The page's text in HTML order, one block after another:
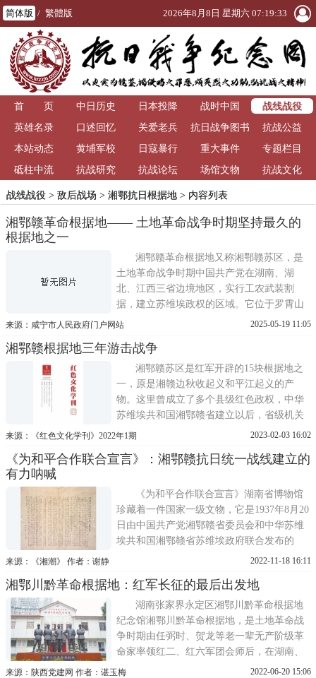
简体版 / 繁體版 2026年8月8日 星期六 07:19:34
首 页 中日历史 日本投降 战时中国
战线战役
英雄名录
口述回忆 关爱老兵
抗日战争图书
馆
抗战公益
本站动态
黄埔军校 日寇暴行 重大事件
专题栏目
砥柱中流
抗战研究 抗战论坛 场馆文物 抗战文化
战线战役> 敌后战场 > 湘鄂抗日根据地> 内容列表
湘鄂赣革命根据地—— 土地革命战争时期坚持最久的
根据地之一
湘鄂赣革命根据地又称湘鄂赣苏区，是
土地革命战争时期中国共产党在湖南、湖
北、江西三省边境地区，实行工农武装割
据，建立苏维埃政权的区域。它位于罗霄山
脉北段，处在三条铁路(南浔、粤汉、株萍铁
沙、南昌)之间，境内山大林深，峰峦险峻，
河流交错，有着较大的回旋余地，战略地位
十分重要，有利于实行工农武装
来源：咸宁市人民政府门户网站 2025-05-19 11:05
湘鄂赣根据地三年游击战争
湘鄂赣苏区是红军开辟的15块根据地之
一，原是湘赣边秋收起义和平江起义的产
物。这里曾成立了多个县级红色政权，中华
苏维埃共和国湘鄂赣省建立以后，省级机关
最早设在湖南境内的平江、浏阳等县山区，
村。主力红军前期是红5军，后期是红16军
三次执委扩大会议以来，以林瑞
来源：《红色文化学刊》2022年1期 2023-02-03 16:02
《为和平合作联合宣言》：湘鄂赣抗日统一战线建立的
有力呐喊
《为和平合作联合宣言》湖南省博物馆
珍藏着一件国家一级文物，它是1937年8月20
日由中国共产党湘鄂赣省委员会和中华苏维
埃共和国湘鄂赣省苏维埃政府联合发布的
《为和平合作联合宣言》(以下简称《宣
繁体楷书直排，毛边纸石印，已裱糊，基本
保存完好。这份《宣言》见证了中共湘鄂赣
省委和省苏维埃政府在民族危亡
来源：《湘潮》 作者：谢静 2022-11-18 16:11
湘鄂川黔革命根据地：红军长征的最后出发地
湖南张家界永定区湘鄂川黔革命根据地
纪念馆湘鄂川黔革命根据地，是土地革命战
争时期由任弼时、贺龙等老一辈无产阶级革
命家率领红二、红六军团会师后，在湖南、
湖北、四川、贵州四省边界创建的最后一块
来源：陕西党建网 作者：谌玉梅 2022-06-20 15:06